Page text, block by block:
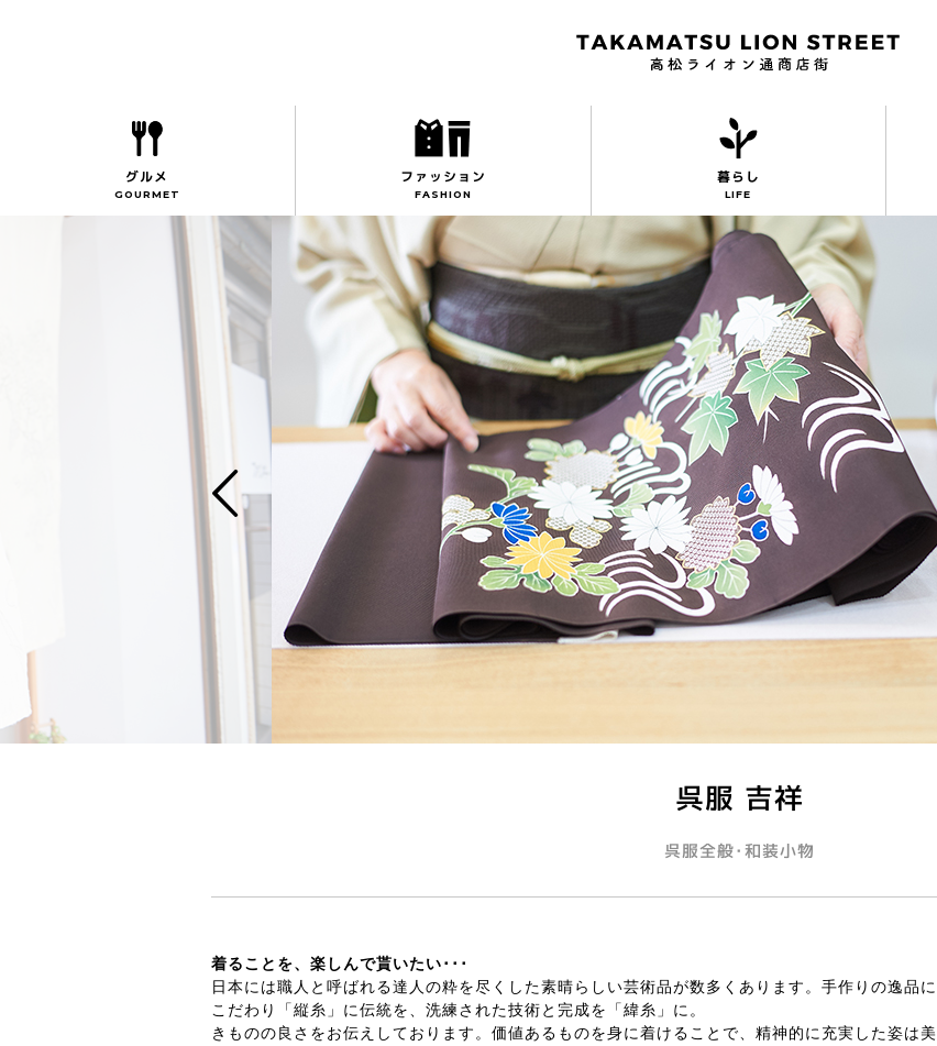
グルメ
GOURMET
ファッション
FASHION
暮らし
LIFE
呉服 吉祥
呉服全般･和装小物
着ることを、楽しんで貰いたい･･･
日本には職人と呼ばれる達人の粋を尽くした素晴らしい芸術品が数多くあります。手作りの逸品に
こだわり「縦糸」に伝統を、洗練された技術と完成を「緯糸」に。
きものの良さをお伝えしております。価値あるものを身に着けることで、精神的に充実した姿は美